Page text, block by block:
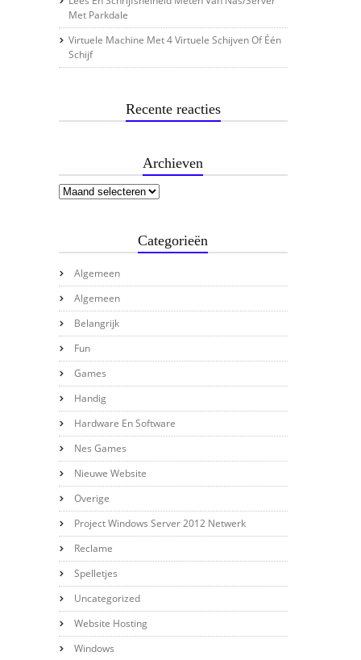
Met Parkdale
Virtuele Machine Met 4 Virtuele Schijven Of Één
Schijf
Recente reacties
Archieven
Categorieën
Algemeen
Algemeen
Belangrijk
Fun
Games
Handig
Hardware En Software
Nes Games
Nieuwe Website
Overige
Project Windows Server 2012 Netwerk
Reclame
Spelletjes
Uncategorized
Website Hosting
Windows